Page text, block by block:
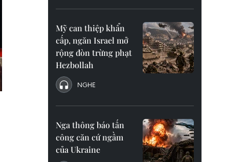
Mỹ can thiệp khẩn
cấp, ngăn Israel mở
rộng đòn trừng phạt
Hezbollah
NGHE
Nga thông báo tấn
công căn cứ ngầm
của Ukraine